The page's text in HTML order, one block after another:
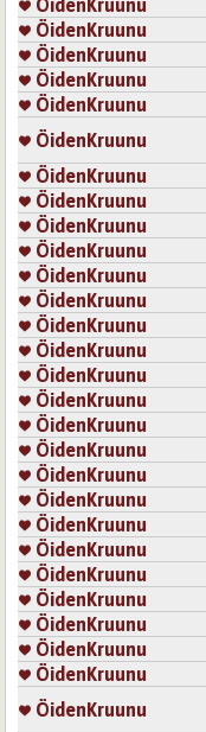
ÖidenKruunu
ÖidenKruunu
ÖidenKruunu
ÖidenKruunu
ÖidenKruunu
ÖidenKruunu
ÖidenKruunu
ÖidenKruunu
ÖidenKruunu
ÖidenKruunu
ÖidenKruunu
ÖidenKruunu
ÖidenKruunu
ÖidenKruunu
ÖidenKruunu
ÖidenKruunu
ÖidenKruunu
ÖidenKruunu
ÖidenKruunu
ÖidenKruunu
ÖidenKruunu
ÖidenKruunu
ÖidenKruunu
ÖidenKruunu
ÖidenKruunu
ÖidenKruunu
ÖidenKruunu
ÖidenKruunu